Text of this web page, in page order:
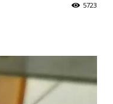
5723